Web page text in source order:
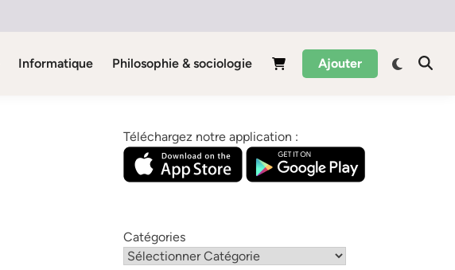
Informatique Philosophie & sociologie Ajouter
Téléchargez notre application :
Catégories